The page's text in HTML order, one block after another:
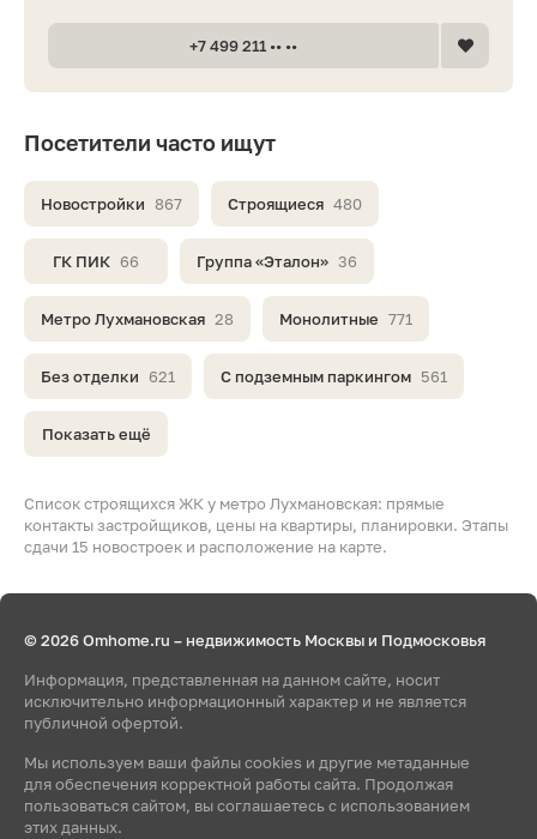
Список строящихся ЖК у метро Лухмановская: прямые
контакты застройщиков, цены на квартиры, планировки. Этапы
сдачи 15 новостроек и расположение на карте.
Посетители часто ищут
Новостройки 867 Строящиеся 480
ГК ПИК 66 Группа «Эталон» 36
Метро Лухмановская 28 Монолитные 771
Без отделки 621 С подземным паркингом 561
Показать ещё
+7 499 211 •• ••
© 2026 Omhome.ru – недвижимость Москвы и Подмосковья
Информация, представленная на данном сайте, носит
исключительно информационный характер и не является
публичной офертой.
Мы используем ваши файлы cookies и другие метаданные
для обеспечения корректной работы сайта. Продолжая
пользоваться сайтом, вы соглашаетесь с использованием
этих данных.